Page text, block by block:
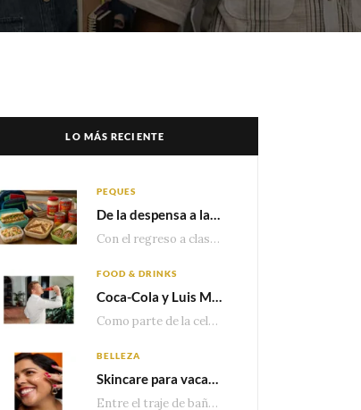
LO MÁS RECIENTE
PEQUES
De la despensa a la lonchera: ideas rápidas para el regreso a clases
Con el regreso a clases cada vez más cerca, las familias comienzan a reorganizar horarios,…
FOOD & DRINKS
Coca-Cola y Luis Miguel estrenan el comercial que celebra 100 años de historia junto a México
Como parte de la celebración por sus primeros 100 años enMéxico, Coca-Cola presenta hoy el…
BELLEZA
Skincare para vacaciones: Los do’s and dont’s para cuidar tu piel
Entre el traje de baño, las sandalias, los lentes de sol y los looks que…